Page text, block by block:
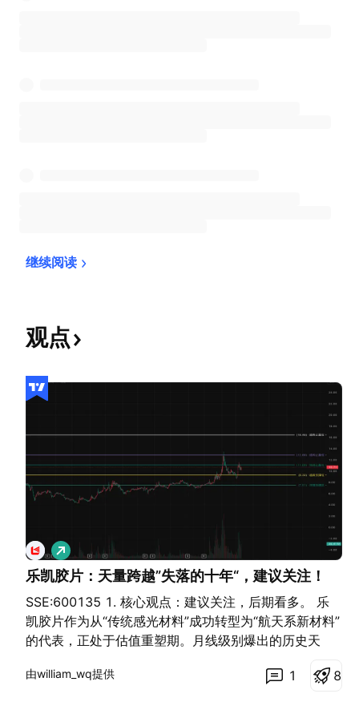
继续阅读
观点
乐凯胶片：天量跨越”失落的十年“，建议关注！
SSE:600135 1. 核心观点：建议关注，后期看多。 乐
凯胶片作为从“传统感光材料”成功转型为“航天系新材料”
的代表，正处于估值重塑期。月线级别爆出的历史天
十年底部突围：价格跨越长达十年的震荡区间，突破
做
多
由william_wq提供 1 8